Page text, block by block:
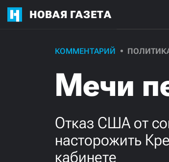
НОВАЯ ГАЗЕТА
КОММЕНТАРИЙ
Мечи
Отказ США от
насторожить
кабинете